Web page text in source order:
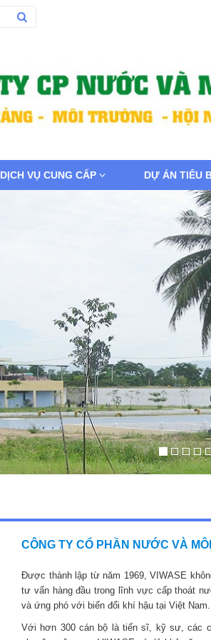
DỊCH VỤ CUNG CẤP DỰ ÁN TIÊU
CÔNG TY CỔ PHẦN NƯỚC VÀ
Được thành lập từ năm 1969, VIWASE
tư vấn hàng đầu trong lĩnh vực cấp thoát
và ứng phó với biến đổi khí hậu tại Việt Nam.
Với hơn 300 cán bộ là tiến sĩ, kỹ sư, các